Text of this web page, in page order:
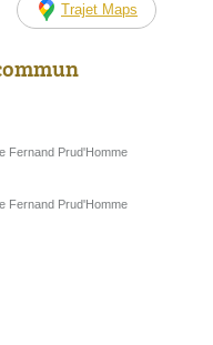
Trajet Maps
Fernand Prud'Homme
Fernand Prud'Homme